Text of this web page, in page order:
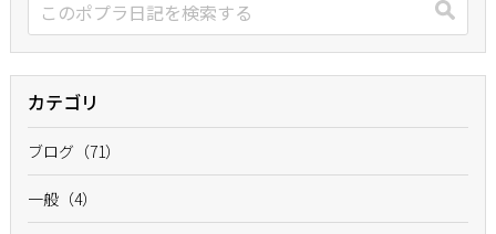
カテゴリ
ブログ（71）
一般（4）